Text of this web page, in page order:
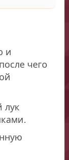
и
чего
лук